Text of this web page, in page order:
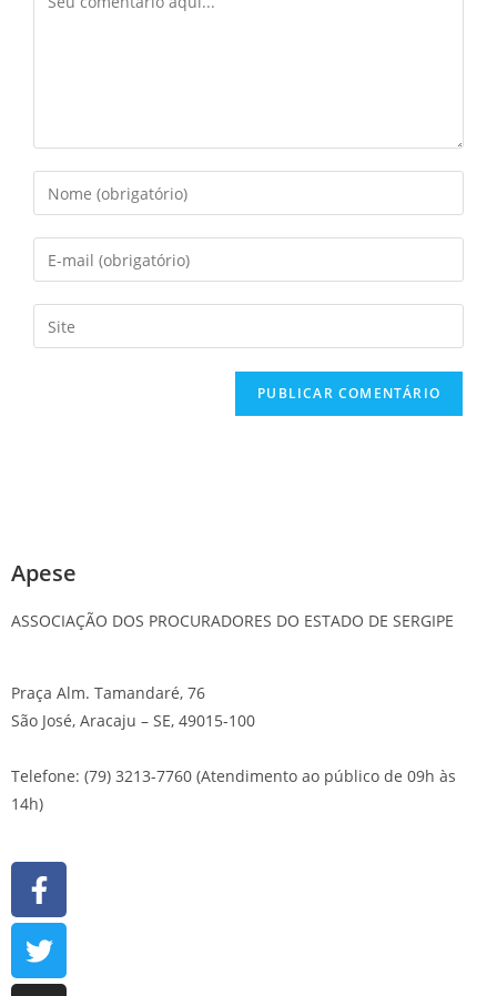
Apese
ASSOCIAÇÃO DOS PROCURADORES DO ESTADO DE SERGIPE
Praça Alm. Tamandaré, 76
São José, Aracaju – SE, 49015-100
Telefone: (79) 3213-7760 (Atendimento ao público de 09h às
14h)